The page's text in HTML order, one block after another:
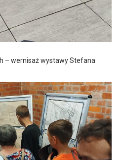
– wernisaż wystawy Stefana